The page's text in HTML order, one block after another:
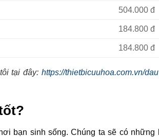
504.000 đ
184.800 đ
184.800 đ
tại đây: https://thietbicuuhoa.com.vn/
bạn sinh sống. Chúng ta sẽ có những